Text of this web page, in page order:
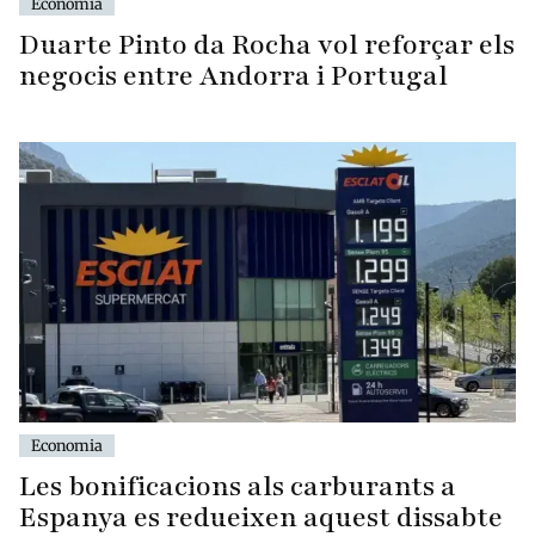
Duarte Pinto da Rocha vol reforçar els
negocis entre Andorra i Portugal
Economia
Les bonificacions als carburants a
Espanya es redueixen aquest dissabte